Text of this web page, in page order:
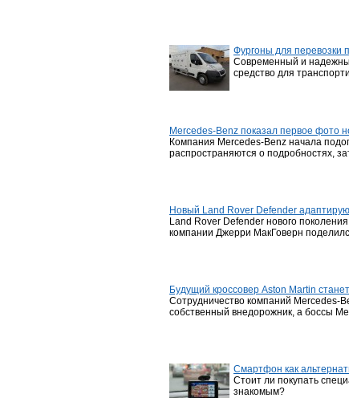
Фургоны для перевозки
Современный и
средство для
Mercedes-Benz показал первое фото
Компания Mercedes-Benz начала
распространяются о подробностях,
Новый Land Rover Defender
Land Rover Defender нового
компании Джерри МакГоверн
Будущий кроссовер Aston Martin
Сотрудничество компаний Mercedes-
собственный внедорожник, а боссы
Смартфон как
Стоит ли покупать
знакомым?